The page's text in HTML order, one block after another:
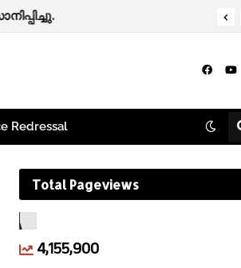
Redressal
Total Pageviews
4,155,900